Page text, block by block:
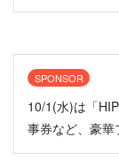
SPONSOR
10/1(水)は「
事券など、豪